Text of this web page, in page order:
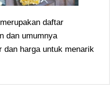
daftar
dan umumnya
dan harga untuk menarik